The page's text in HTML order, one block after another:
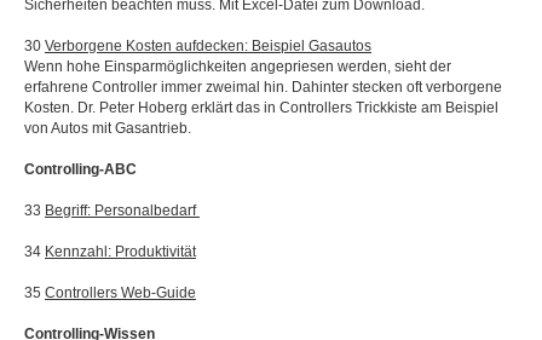
Sicherheiten beachten muss. Mit Excel-Datei zum Download.
30 Verborgene Kosten aufdecken: Beispiel Gasautos
Wenn hohe Einsparmöglichkeiten angepriesen werden, sieht der
erfahrene Controller immer zweimal hin. Dahinter stecken oft verborgene
Kosten. Dr. Peter Hoberg erklärt das in Controllers Trickkiste am Beispiel
von Autos mit Gasantrieb.
Controlling-ABC
33 Begriff: Personalbedarf
34 Kennzahl: Produktivität
35 Controllers Web-Guide
Controlling-Wissen